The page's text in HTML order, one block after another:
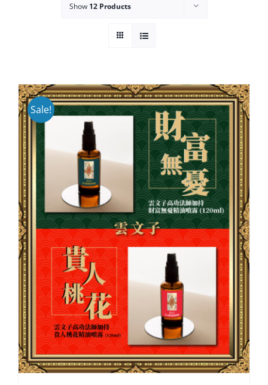
活動代言
浩瀚天龍蓮會
Show 12 Products
Sale!